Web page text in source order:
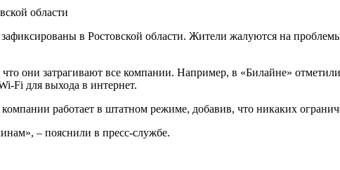
в Ростовской области. Жители жалуются на
они затрагивают все компании. Например, в «Билайне»
Fi для выхода в интернет.
работает в штатном режиме, добавив, что никаких
– пояснили в пресс-службе.